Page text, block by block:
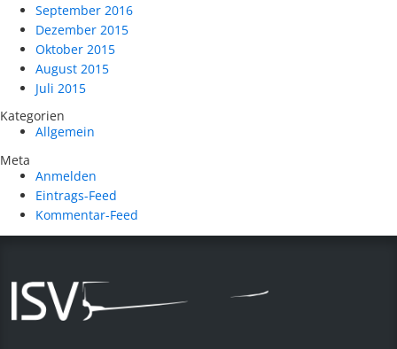
September 2016
Dezember 2015
Oktober 2015
August 2015
Juli 2015
Kategorien
Allgemein
Meta
Anmelden
Eintrags-Feed
Kommentar-Feed